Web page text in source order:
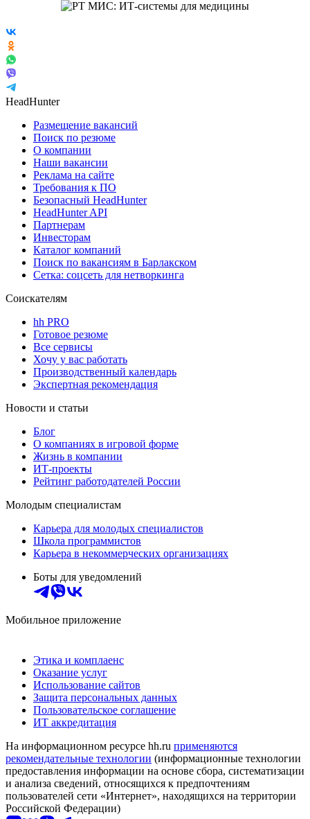
HeadHunter
Размещение вакансий
Поиск по резюме
О компании
Наши вакансии
Реклама на сайте
Требования к ПО
Безопасный HeadHunter
HeadHunter API
Партнерам
Инвесторам
Каталог компаний
Поиск по вакансиям в Барлакском
Сетка: соцсеть для нетворкинга
Соискателям
hh PRO
Готовое резюме
Все сервисы
Хочу у вас работать
Производственный календарь
Экспертная рекомендация
Новости и статьи
Блог
О компаниях в игровой форме
Жизнь в компании
ИТ-проекты
Рейтинг работодателей России
Молодым специалистам
Карьера для молодых специалистов
Школа программистов
Карьера в некоммерческих организациях
Боты для уведомлений
Мобильное приложение
Этика и комплаенс
Оказание услуг
Использование сайтов
Защита персональных данных
Пользовательское соглашение
ИТ аккредитация
На информационном ресурсе hh.ru применяются
рекомендательные технологии (информационные технологии
предоставления информации на основе сбора, систематизации
и анализа сведений, относящихся к предпочтениям
пользователей сети «Интернет», находящихся на территории
Российской Федерации)